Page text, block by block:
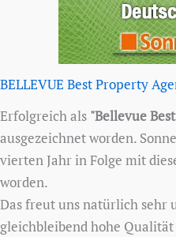
BELLEVUE Best Property
Erfolgreich als "Bellevue
ausgezeichnet worden.
vierten Jahr in Folge mit
worden.
Das freut uns natürlich sehr
gleichbleibend hohe